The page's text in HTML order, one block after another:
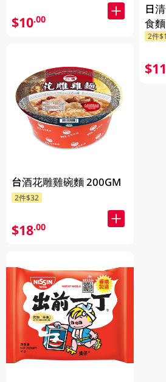
$10.00
台酒花雕雞碗麵 200GM
2件$32
$18.00
日
食
2件